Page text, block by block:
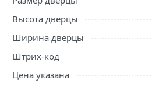
Высота дверцы
Ширина дверцы
Штрих-код
Цена указана